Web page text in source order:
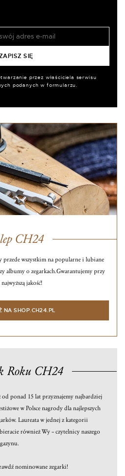
przez właściciela serwisu
podanych w formularzu.
CH24
przede wszystkim na popularne i lubiane
albumy o zegarkach.Gwarantujemy przy
jakość!
NA SHOP.CH24.PL
Roku CH24
od ponad 15 lat przyznajemy najbardziej
w Polsce nagrody dla najlepszych
Laureata w jednej z kategorii
również Wy – czytelnicy naszego
nominowane zegarki!